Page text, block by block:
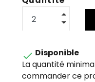
 Disponible
La quantité
commander ce